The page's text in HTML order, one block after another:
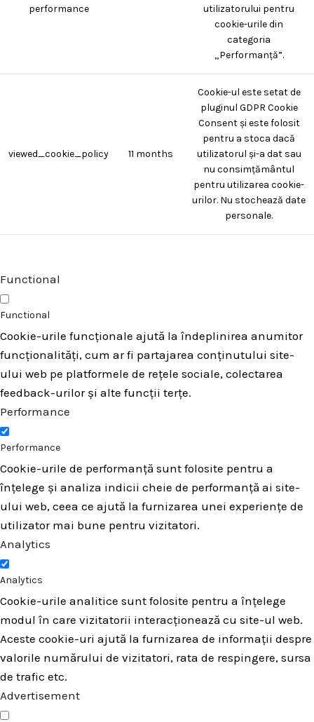
performance
utilizatorului pentru
cookie-urile din
categoria
„Performanță”.
viewed_cookie_policy 11 months
Cookie-ul este setat de
pluginul GDPR Cookie
Consent și este folosit
pentru a stoca dacă
utilizatorul și-a dat sau
nu consimțământul
pentru utilizarea cookie-
urilor. Nu stochează date
personale.
Functional
Functional
Cookie-urile funcționale ajută la îndeplinirea anumitor
funcționalități, cum ar fi partajarea conținutului site-
ului web pe platformele de rețele sociale, colectarea
feedback-urilor și alte funcții terțe.
Performance
Performance
Cookie-urile de performanță sunt folosite pentru a
înțelege și analiza indicii cheie de performanță ai site-
ului web, ceea ce ajută la furnizarea unei experiențe de
utilizator mai bune pentru vizitatori.
Analytics
Analytics
Cookie-urile analitice sunt folosite pentru a înțelege
modul în care vizitatorii interacționează cu site-ul web.
Aceste cookie-uri ajută la furnizarea de informații despre
valorile numărului de vizitatori, rata de respingere, sursa
de trafic etc.
Advertisement